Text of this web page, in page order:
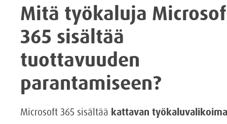
Mitä työkaluja
365 sisältää
tuottavuuden
parantamiseen?
Microsoft 365 sisältää kattavan